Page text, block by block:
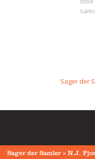
Sager der
Sager der Samler » N.J.